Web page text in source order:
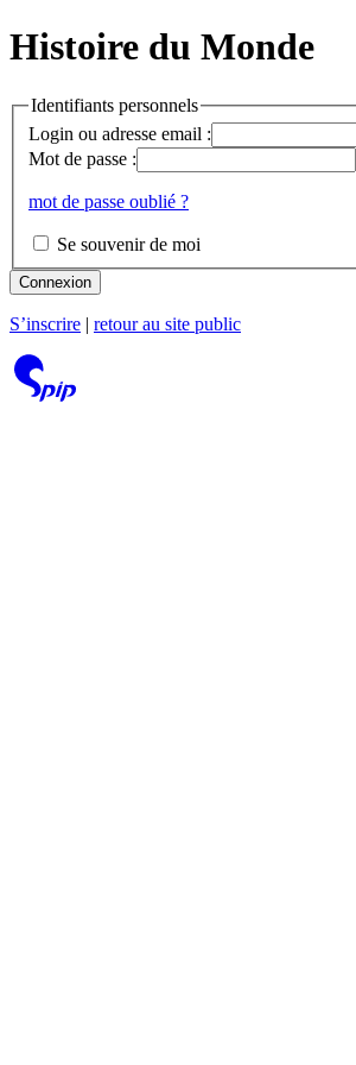
Histoire du Monde
Identifiants personnels
Login ou adresse email :
Mot de passe :
mot de passe oublié ?
Se souvenir de moi
Connexion
S’inscrire retour au site public